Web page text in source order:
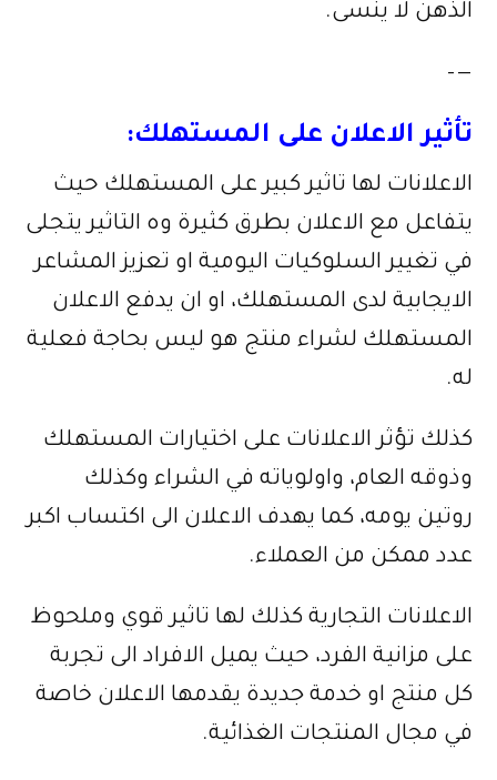
الذهن لا ينسى.
—–
تأثير الاعلان على المستهلك:
الاعلانات لها تاثير كبير على المستهلك حيث
يتفاعل مع الاعلان بطرق كثيرة وه التاثير يتجلى
في تغيير السلوكيات اليومية او تعزيز المشاعر
الايجابية لدى المستهلك، او ان يدفع الاعلان
المستهلك لشراء منتج هو ليس بحاجة فعلية
له.
كذلك تؤثر الاعلانات على اختيارات المستهلك
وذوقه العام، واولوياته في الشراء وكذلك
روتين يومه، كما يهدف الاعلان الى اكتساب اكبر
عدد ممكن من العملاء.
الاعلانات التجارية كذلك لها تاثير قوي وملحوظ
على مزانية الفرد، حيث يميل الافراد الى تجربة
كل منتج او خدمة جديدة يقدمها الاعلان خاصة
في مجال المنتجات الغذائية.